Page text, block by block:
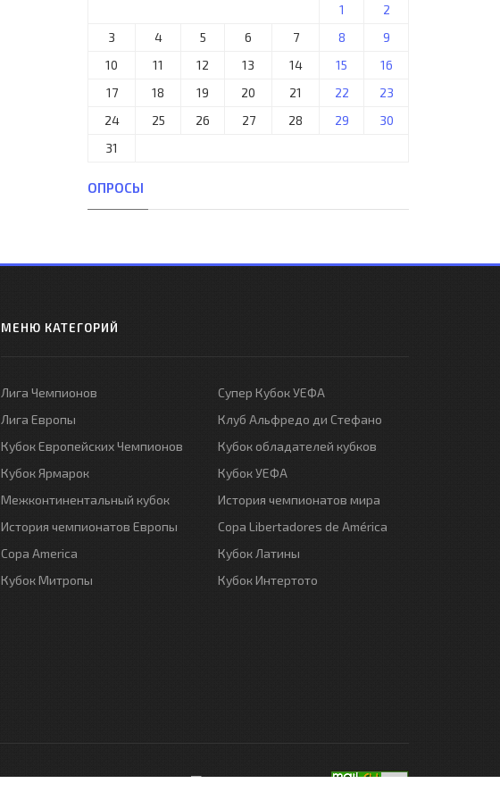
1
2
3
4 5 6 7 8
9
10
11 12 13 14 15
16
17
18 19 20 21 22
23
24
25 26 27 28 29
30
31
ОПРОСЫ
МЕНЮ КАТЕГОРИЙ
Лига Чемпионов
Лига Европы
Кубок Европейских Чемпионов
Кубок Ярмарок
Межконтинентальный кубок
История чемпионатов Европы
Copa America
Кубок Митропы
Супер Кубок УЕФА
Клуб Альфредо ди Стефано
Кубок обладателей кубков
Кубок УЕФА
История чемпионатов мира
Copa Libertadores de América
Кубок Латины
Кубок Интертото